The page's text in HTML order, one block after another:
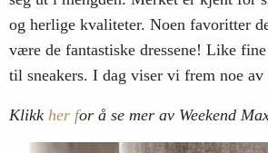
og herlige kvaliteter. Noen favoritter
være de fantastiske dressene! Like
til sneakers. I dag viser vi frem noe av
Klikk her for å se mer av Weekend